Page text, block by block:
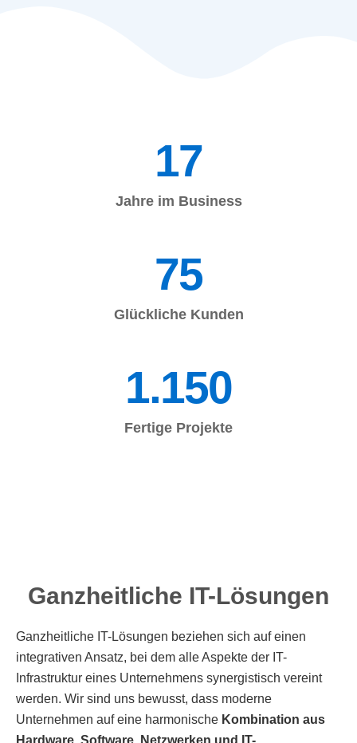
Jahre im Business
17
Glückliche Kunden
75
Fertige Projekte
1.150
Ganzheitliche IT-Lösungen
Ganzheitliche IT-Lösungen beziehen sich auf einen
integrativen Ansatz, bei dem alle Aspekte der IT-
Infrastruktur eines Unternehmens synergistisch vereint
werden. Wir sind uns bewusst, dass moderne
Unternehmen auf eine harmonische Kombination aus
Hardware, Software, Netzwerken und IT-